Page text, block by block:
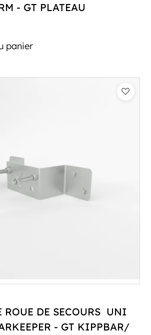
- GT PLATEAU
panier
ROUE DE SECOURS UNI
- GT KIPPBAR/